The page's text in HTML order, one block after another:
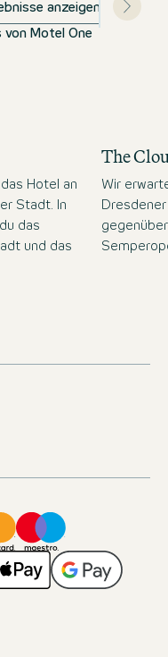
anzeigen
Motel One
Hotel an
Stadt. In
das
und das
The
Wir